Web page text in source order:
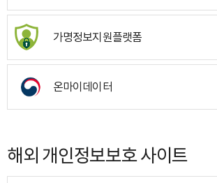
가명정보지원플랫폼
온마이데이터
해외 개인정보보호 사이트